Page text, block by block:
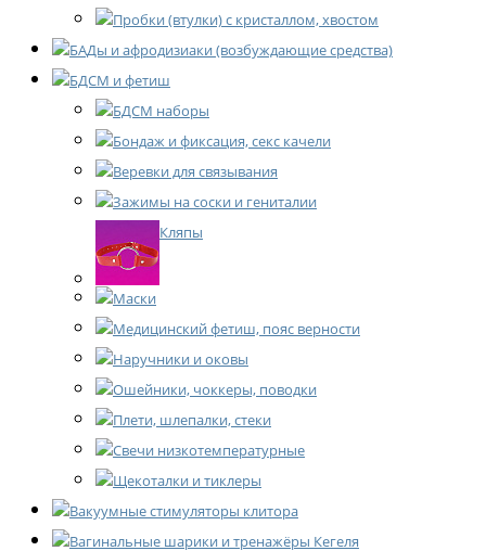
Пробки (втулки) с кристаллом, хвостом
БАДы и афродизиаки (возбуждающие средства)
БДСМ и фетиш
БДСМ наборы
Бондаж и фиксация, секс качели
Веревки для связывания
Зажимы на соски и гениталии
Кляпы
Маски
Медицинский фетиш, пояс верности
Наручники и оковы
Ошейники, чоккеры, поводки
Плети, шлепалки, стеки
Свечи низкотемпературные
Щекоталки и тиклеры
Вакуумные стимуляторы клитора
Вагинальные шарики и тренажёры Кегеля